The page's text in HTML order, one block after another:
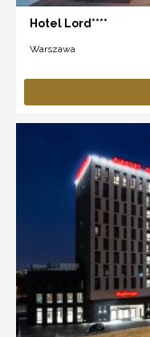
Hotel Lord****
Warszawa